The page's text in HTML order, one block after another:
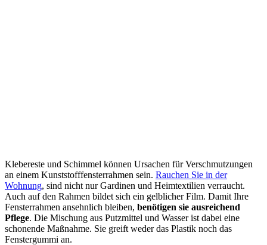
Klebereste und Schimmel können Ursachen für Verschmutzungen
an einem Kunststofffensterrahmen sein. Rauchen Sie in der
Wohnung, sind nicht nur Gardinen und Heimtextilien verraucht.
Auch auf den Rahmen bildet sich ein gelblicher Film. Damit Ihre
Fensterrahmen ansehnlich bleiben, benötigen sie ausreichend
Pflege. Die Mischung aus Putzmittel und Wasser ist dabei eine
schonende Maßnahme. Sie greift weder das Plastik noch das
Fenstergummi an.